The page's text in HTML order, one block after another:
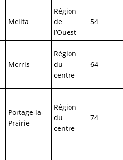
Melita
Région
de
l’Ouest
54
Morris
Région
du
centre
64
Portage-la-
Prairie
Région
du
centre
74